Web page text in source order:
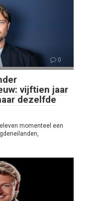
0
vijftien jaar
dezelfde
momenteel een